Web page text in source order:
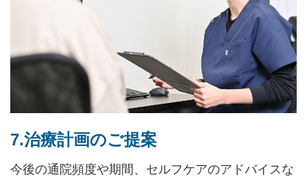
7.治療計画のご提案
今後の通院頻度や期間、セルフケアのアドバイスな